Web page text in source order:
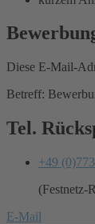
Diese E-Mail-
Betreff:
Tel.
+49
(Festnetz-
E-Mail